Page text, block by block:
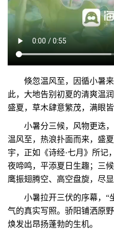
倏忽温风至，因循小暑来
此，大地告别初夏的清爽温
盛夏，草木肆意繁茂，满眼皆
小暑分三候，风物更迭，
温风至，热浪扑面而来，盛
宇，正如《诗经·七月》所记
夜啼鸣，平添夏日生趣；三
鹰振翅腾空、高空盘旋，尽
小暑拉开三伏的序幕，“
气的真实写照。骄阳铺洒原
焕发出昂扬蓬勃的生机。